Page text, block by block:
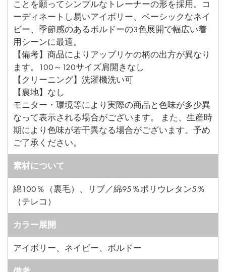
ことを願ってシンプルなトレーナーの形を採用。コ
ーディネートし易いアイボリー、ベーシックなネイ
ビー、季節感のあるボルドーの3色展開で幅広い着
用シーンに最適。
【備考】商品によりアップリケの柄の出方が異なり
ます。100～120サイズ肩開きなし
【クリーニング】洗濯機洗い可
【裏地】なし
モニター・環境等により実際の商品と色味が多少異
なって表示される場合がございます。 また、生産時
期により色味が若干異なる場合がございます。予め
ご了承ください。
素材について
綿100％（裏毛）、リブ／綿95％ポリウレタン5％
（テレコ）
カラー展開
アイボリー、ネイビー、ボルドー